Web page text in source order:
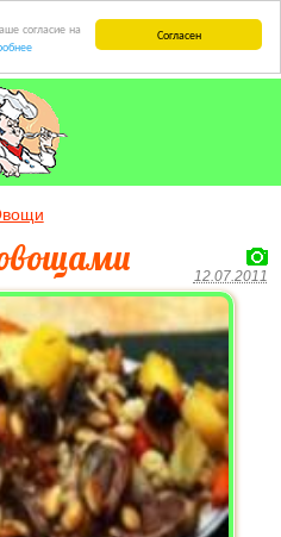
Согласен
согласие на
12.07.2011